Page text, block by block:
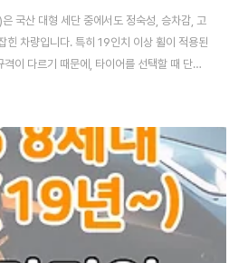
국산 대형 세단 중에서도 정숙성, 승차감, 고
힌 차량입니다. 특히 19인치 이상 휠이 적용된
이 다르기 때문에, 타이어를 선택할 때 단순
반응, 주행 감성까지 함께 고려해야 합니다.
타이어 3종을 정리했습니다. 더 K9, 지금 교
유지해줄 마지막 한 수입니다.기아 더 K9은 단
차 중에서도 최고급 라인에 해당하는 플래그
내 정숙성, 승차감, 고속 주행 안정성까지 ..